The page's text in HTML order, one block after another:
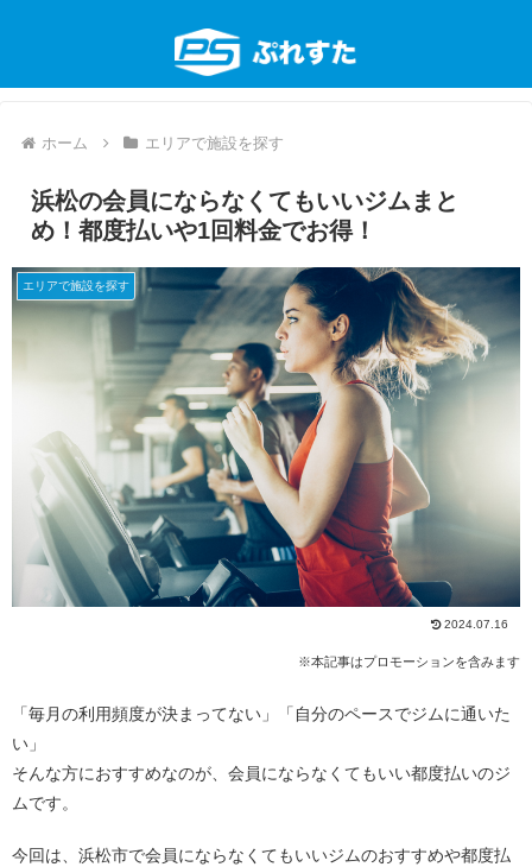
ホーム エリアで施設を探す
浜松の会員にならなくてもいいジムまと
め！都度払いや1回料金でお得！
エリアで施設を探す
2024.07.16
※本記事はプロモーションを含みます
「毎月の利用頻度が決まってない」「自分のペースでジムに通いた
い」
そんな方におすすめなのが、会員にならなくてもいい都度払いのジ
ムです。
今回は、浜松市で会員にならなくてもいいジムのおすすめや都度払